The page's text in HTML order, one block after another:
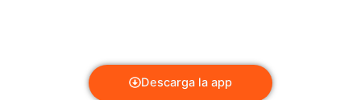
Descarga la app